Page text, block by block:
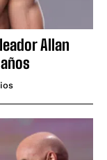
Allan